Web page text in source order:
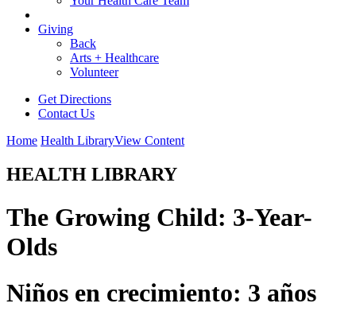
Giving
Back
Arts + Healthcare
Volunteer
Get Directions
Contact Us
Home Health LibraryView Content
HEALTH LIBRARY
The Growing Child: 3-Year-
Olds
Niños en crecimiento: 3 años